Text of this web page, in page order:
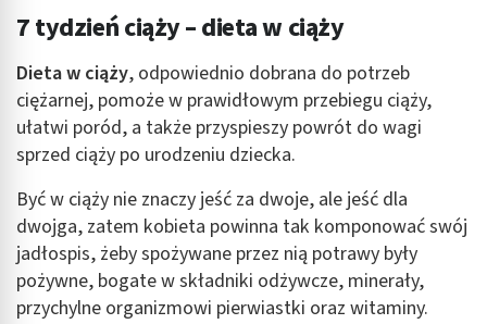
7 tydzień ciąży – dieta w ciąży
Dieta w ciąży, odpowiednio dobrana do potrzeb
ciężarnej, pomoże w prawidłowym przebiegu ciąży,
ułatwi poród, a także przyspieszy powrót do wagi
sprzed ciąży po urodzeniu dziecka.
Być w ciąży nie znaczy jeść za dwoje, ale jeść dla
dwojga, zatem kobieta powinna tak komponować swój
jadłospis, żeby spożywane przez nią potrawy były
pożywne, bogate w składniki odżywcze, minerały,
przychylne organizmowi pierwiastki oraz witaminy.